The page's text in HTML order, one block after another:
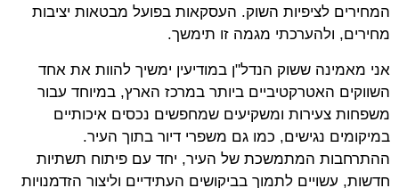
המחירים לציפיות השוק. העסקאות בפועל מבטאות יציבות
מחירים, ולהערכתי מגמה זו תימשך.
אני מאמינה ששוק הנדל"ן במודיעין ימשיך להוות את אחד
השווקים האטרקטיביים ביותר במרכז הארץ, במיוחד עבור
משפחות צעירות ומשקיעים שמחפשים נכסים איכותיים
במיקומים נגישים, כמו גם משפרי דיור בתוך העיר.
ההתרחבות המתמשכת של העיר, יחד עם פיתוח תשתיות
חדשות, עשויים לתמוך בביקושים העתידיים וליצור הזדמנויות